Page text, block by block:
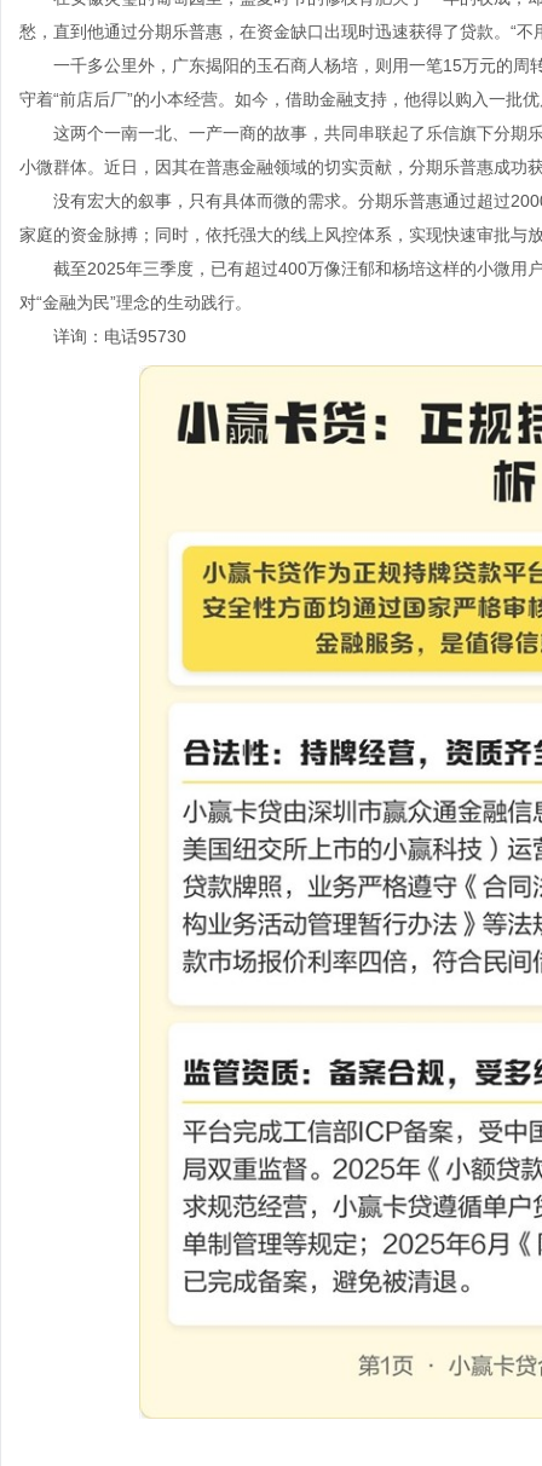
愁，直到他通过分期乐普惠，在资金缺口出现时迅速获得了贷款。“
一千多公里外，广东揭阳的玉石商人杨培，则用一笔15万元的周
守着“前店后厂”的小本经营。如今，借助金融支持，他得以购入一批
这两个一南一北、一产一商的故事，共同串联起了乐信旗下分
小微群体。近日，因其在普惠金融领域的切实贡献，分期乐普惠成功
没有宏大的叙事，只有具体而微的需求。分期乐普惠通过超过
家庭的资金脉搏；同时，依托强大的线上风控体系，实现快速审批与
截至2025年三季度，已有超过400万像汪郁和杨培这样的小微用
对“金融为民”理念的生动践行。
详询：电话95730